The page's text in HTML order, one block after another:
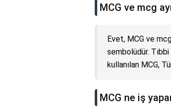
MCG ve mcg
Evet, MCG ve
sembolüdür.
kullanılan MCG,
MCG ne iş